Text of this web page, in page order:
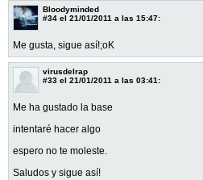
Bloodyminded
#34 el 21/01/2011 a las 15:47:
Me gusta, sigue así!;oK
virusdelrap
#33 el 21/01/2011 a las 03:41:
Me ha gustado la base
intentaré hacer algo
espero no te moleste.
Saludos y sigue así!